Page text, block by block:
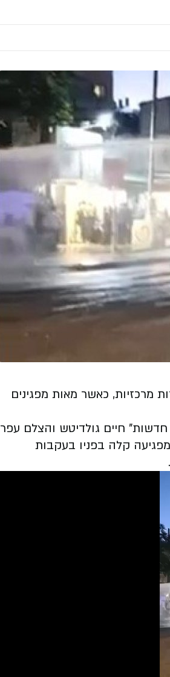
מרכזיות, כאשר מאות מפגינים
חדשות" חיים גולדיטש והצלם עפר
קלה בפניו בעקבות